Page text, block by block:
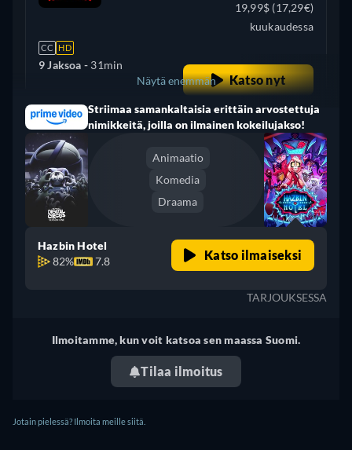
CC HD
9 Jaksoa - 31min
19,99$ (17,29€)
kuukaudessa
Katso nyt
Turkki
Näytä enemmän
Striimaa samankaltaisia erittäin arvostettuja
nimikkeitä, joilla on ilmainen kokeilujakso!
Animaatio
Komedia
Draama
Hazbin Hotel
82%
7.8 Katso ilmaiseksi
TARJOUKSESSA
Ilmoitamme, kun voit katsoa sen maassa Suomi.
Tilaa ilmoitus
Jotain pielessä? Ilmoita meille siitä.